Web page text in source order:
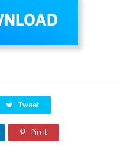
Tweet
Pin it